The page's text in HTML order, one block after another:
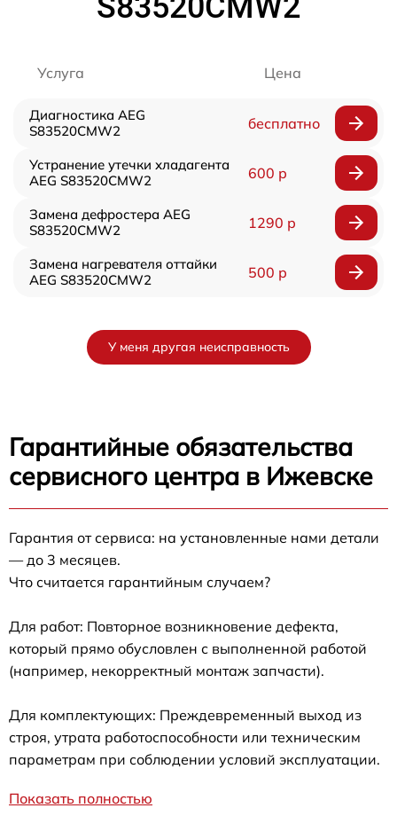
Услуга Цена
Диагностика AEG
S83520CMW2
бесплатно
Устранение утечки хладагента
AEG S83520CMW2
600 р
Замена дефростера AEG
S83520CMW2
1290 р
Замена нагревателя оттайки
AEG S83520CMW2
500 р
У меня другая неисправность
Гарантийные обязательства
сервисного центра в Ижевске
Гарантия от сервиса: на установленные нами детали
— до 3 месяцев.
Что считается гарантийным случаем?
Для работ: Повторное возникновение дефекта,
который прямо обусловлен с выполненной работой
(например, некорректный монтаж запчасти).
Для комплектующих: Преждевременный выход из
строя, утрата работоспособности или техническим
параметрам при соблюдении условий эксплуатации.
Показать полностью